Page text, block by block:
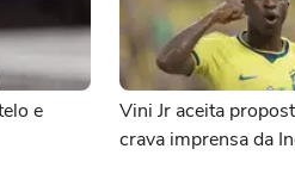
e
Vini Jr aceita
crava imprensa da